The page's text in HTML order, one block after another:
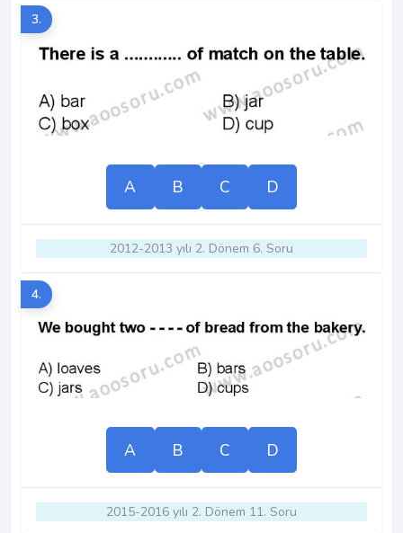
3.
A B C D
2012-2013 yılı 2. Dönem 6. Soru
4.
A B C D
2015-2016 yılı 2. Dönem 11. Soru